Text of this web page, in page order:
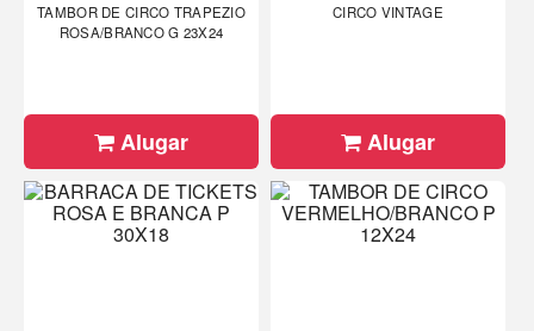
TAMBOR DE CIRCO TRAPEZIO
ROSA/BRANCO G 23X24
Alugar
CIRCO VINTAGE
Alugar